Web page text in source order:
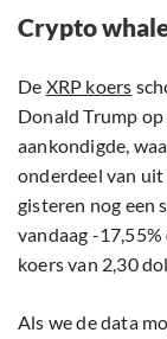
Crypto
De XRP koers
Donald Trump
aankondigde,
onderdeel van uit
gisteren nog een
vandaag -
koers van 2,30
Als we de data